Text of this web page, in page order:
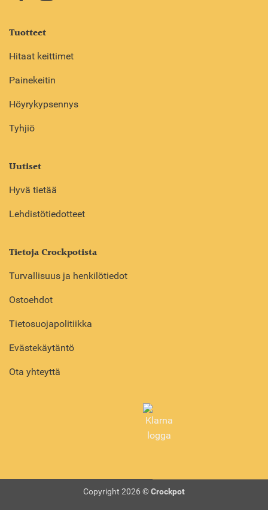
Tuotteet
Hitaat keittimet
Painekeitin
Höyrykypsennys
Tyhjiö
Uutiset
Hyvä tietää
Lehdistötiedotteet
Tietoja Crockpotista
Turvallisuus ja henkilötiedot
Ostoehdot
Tietosuojapolitiikka
Evästekäytäntö
Ota yhteyttä
Copyright 2026 ©Crockpot